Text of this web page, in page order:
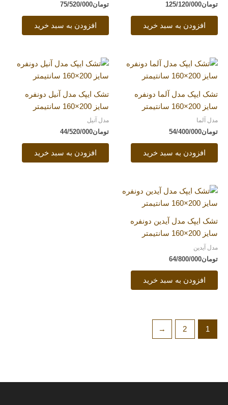
تومان125/120/000
افزودن به سبد خرید
تومان75/520/000
افزودن به سبد خرید
تشک ایپک مدل آلما دونفره
سایز 200×160 سانتیمتر
مدل آلما
تومان54/400/000
افزودن به سبد خرید
تشک ایپک مدل آنیل دونفره
سایز 200×160 سانتیمتر
مدل آنیل
تومان44/520/000
افزودن به سبد خرید
تشک ایپک مدل آیدین دونفره
سایز 200×160 سانتیمتر
مدل آیدین
تومان64/800/000
افزودن به سبد خرید
1
2
←